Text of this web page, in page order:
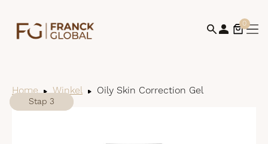
0
Home Winkel Oily Skin Correction Gel
Stap 1
Stap 2
Stap 3